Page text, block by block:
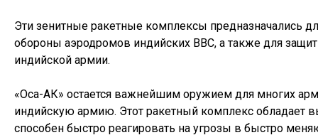
Эти зенитные ракетные комплексы предназначались
обороны аэродромов индийских ВВС, а также для
индийской армии.
«Оса-АК» остается важнейшим оружием для многих
индийскую армию. Этот ракетный комплекс обладает
способен быстро реагировать на угрозы в быстро